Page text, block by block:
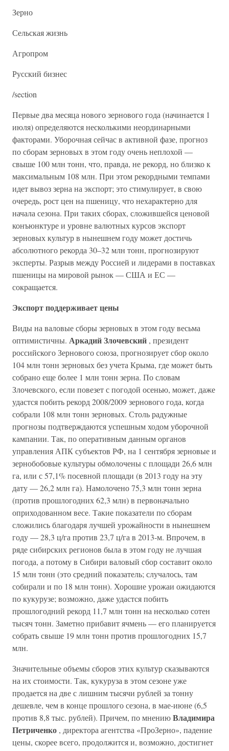
Зерно
Сельская жизнь
Агропром
Русский бизнес
/section
Первые два месяца нового зернового года (начинается 1
июля) определяются несколькими неординарными
факторами. Уборочная сейчас в активной фазе, прогноз
по сборам зерновых в этом году очень неплохой —
свыше 100 млн тонн, что, правда, не рекорд, но близко к
максимальным 108 млн. При этом рекордными темпами
идет вывоз зерна на экспорт; это стимулирует, в свою
очередь, рост цен на пшеницу, что нехарактерно для
начала сезона. При таких сборах, сложившейся ценовой
конъюнктуре и уровне валютных курсов экспорт
зерновых культур в нынешнем году может достичь
абсолютного рекорда 30–32 млн тонн, прогнозируют
эксперты. Разрыв между Россией и лидерами в поставках
пшеницы на мировой рынок — США и ЕС —
сокращается.
Экспорт поддерживает цены
Виды на валовые сборы зерновых в этом году весьма
оптимистичны. Аркадий Злочевский , президент
российского Зернового союза, прогнозирует сбор около
104 млн тонн зерновых без учета Крыма, где может быть
собрано еще более 1 млн тонн зерна. По словам
Злочевского, если повезет с погодой осенью, может, даже
удастся побить рекорд 2008/2009 зернового года, когда
собрали 108 млн тонн зерновых. Столь радужные
прогнозы подтверждаются успешным ходом уборочной
кампании. Так, по оперативным данным органов
управления АПК субъектов РФ, на 1 сентября зерновые и
зернобобовые культуры обмолочены с площади 26,6 млн
га, или с 57,1% посевной площади (в 2013 году на эту
дату — 26,2 млн га). Намолочено 75,3 млн тонн зерна
(против прошлогодних 62,3 млн) в первоначально
оприходованном весе. Такие показатели по сборам
сложились благодаря лучшей урожайности в нынешнем
году — 28,3 ц/га против 23,7 ц/га в 2013-м. Впрочем, в
ряде сибирских регионов была в этом году не лучшая
погода, а потому в Сибири валовый сбор составит около
15 млн тонн (это средний показатель; случалось, там
собирали и по 18 млн тонн). Хорошие урожаи ожидаются
по кукурузе; возможно, даже удастся побить
прошлогодний рекорд 11,7 млн тонн на несколько сотен
тысяч тонн. Заметно прибавит ячмень — его планируется
собрать свыше 19 млн тонн против прошлогодних 15,7
млн.
Значительные объемы сборов этих культур сказываются
на их стоимости. Так, кукуруза в этом сезоне уже
продается на две с лишним тысячи рублей за тонну
дешевле, чем в конце прошлого сезона, в мае-июне (6,5
против 8,8 тыс. рублей). Причем, по мнениюВладимира
Петриченко , директора агентства «ПроЗерно», падение
цены, скорее всего, продолжится и, возможно, достигнет